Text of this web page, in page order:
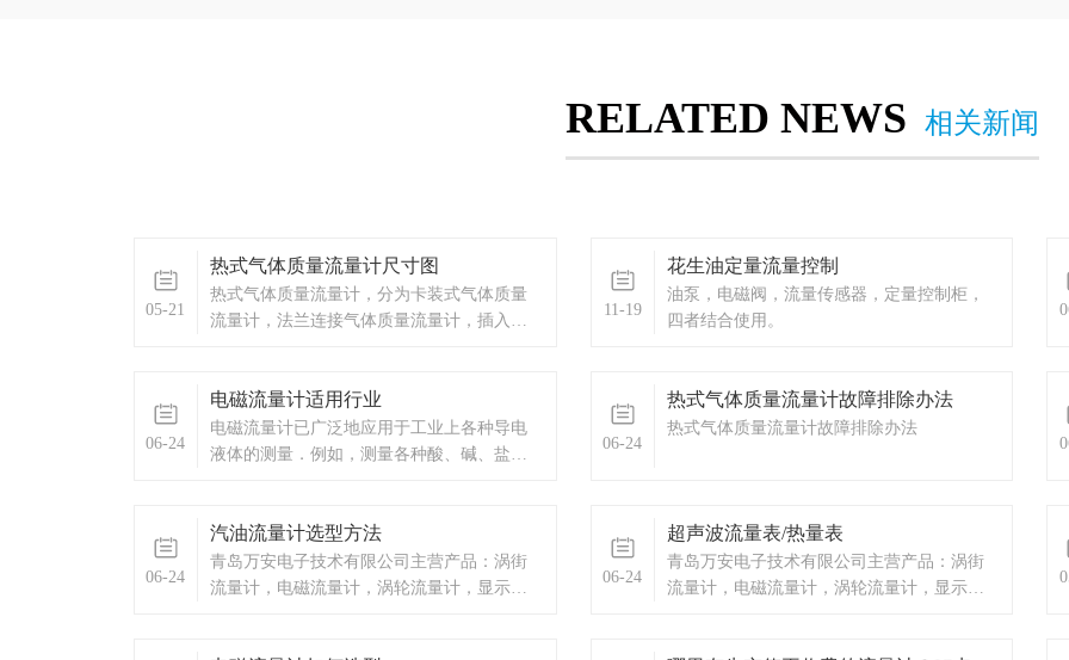
RELATED NEWS 相关新闻
05-21
热式气体质量流量计尺寸图
热式气体质量流量计，分为卡装式气体质量
流量计，法兰连接气体质量流量计，插入式
营产品：涡街流量计，电磁流量计，涡轮流
量计，显示仪表，热量表，差压式仪表，分
析仪器，水质监测设备，
11-19
花生油定量流量控制
油泵，电磁阀，流量传感器，定量控制柜，
四者结合使用。
06-24
电磁流量计适用行业
电磁流量计已广泛地应用于工业上各种导电
液体的测量．例如，测量各种酸、碱、盐等
点 1、电磁流量计是—种体积流量测量仪
表，在测量过程中，它不受被测介质的
06-24
热式气体质量流量计故障排除办法
热式气体质量流量计故障排除办法
06-24
汽油流量计选型方法
青岛万安电子技术有限公司主营产品：涡街
流量计，电磁流量计，涡轮流量计，显示仪
06-24
超声波流量表/热量表
青岛万安电子技术有限公司主营产品：涡街
流量计，电磁流量计，涡轮流量计，显示仪